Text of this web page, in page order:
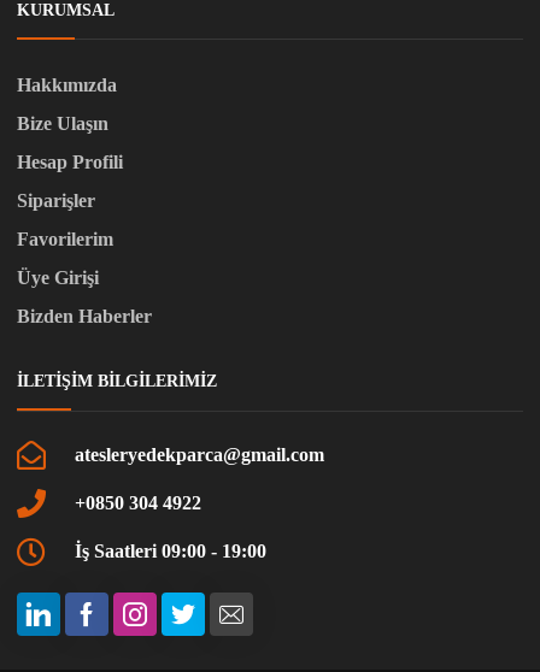
KURUMSAL
Hakkımızda
Bize Ulaşın
Hesap Profili
Siparişler
Favorilerim
Üye Girişi
Bizden Haberler
İLETIŞIM BILGILERIMIZ
atesleryedekparca@gmail.com
+0850 304 4922
İş Saatleri 09:00 - 19:00